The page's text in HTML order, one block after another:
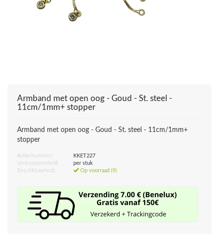
Armband met open oog - Goud - St. steel -
11cm/1mm+ stopper
Armband met open oog - Goud - St. steel - 11cm/1mm+
stopper
Artikelnummer:
KKET227
Verkoopseenheid:
per stuk
Beschikbaarheid:
Op voorraad (9)